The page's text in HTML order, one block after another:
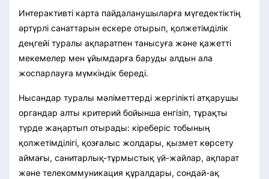
Интерактивті карта пайдаланушыларға мүгедектіктің
әртүрлі санаттарын ескере отырып, қолжетімділік
деңгейі туралы ақпаратпен танысуға және қажетті
мекемелер мен ұйымдарға баруды алдын ала
жоспарлауға мүмкіндік береді.
Нысандар туралы мәліметтерді жергілікті атқарушы
органдар алты критерий бойынша енгізіп, тұрақты
түрде жаңартып отырады: кіреберіс тобының
қолжетімділігі, қозғалыс жолдары, қызмет көрсету
аймағы, санитарлық-тұрмыстық үй-жайлар, ақпарат
және телекоммуникация құралдары, сондай-ақ